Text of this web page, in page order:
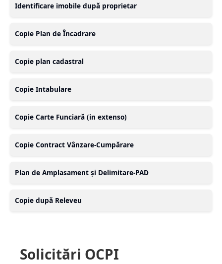
Identificare imobile după proprietar
Copie Plan de Încadrare
Copie plan cadastral
Copie Intabulare
Copie Carte Funciară (in extenso)
Copie Contract Vânzare-Cumpărare
Plan de Amplasament și Delimitare-PAD
Copie după Releveu
Solicitări OCPI